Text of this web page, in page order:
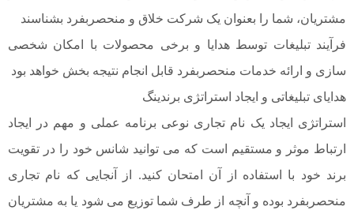
مشتریان، شما را بعنوان یک شرکت خلاق و منحصربفرد بشناسند
فرآیند تبلیغات توسط هدایا و برخی محصولات با امکان شخصی
سازی و ارائه خدمات منحصربفرد قابل انجام نتیجه بخش خواهد بود
هدایای تبلیغاتی و ایجاد استراتژی برندینگ
استراتژی ایجاد یک نام تجاری نوعی برنامه عملی و مهم در ایجاد
ارتباط موثر و مستقیم است که می توانید شانس خود را در تقویت
برند خود با استفاده از آن امتحان کنید. از آنجایی که نام تجاری
منحصربفرد بوده و آنچه از طرف شما توزیع می شود یا به مشتریان